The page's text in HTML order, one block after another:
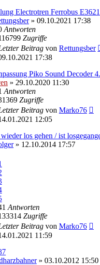
Electrotren Ferrobus E3621
» 09.10.2021 17:38
Antworten
Zugriffe
Beitrag von Rettungsber
17:38
Piko Sound Decoder
» 29.10.2020 11:30
Antworten
Zugriffe
Beitrag von Marko76
12:05
los gehen / ist
» 12.10.2014 17:57
Antworten
Zugriffe
Beitrag von Marko76
11:59
» 03.10.2012 15:50